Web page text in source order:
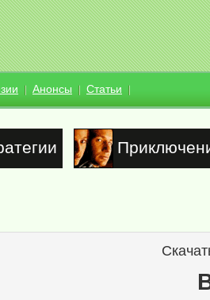
Анонсы Статьи